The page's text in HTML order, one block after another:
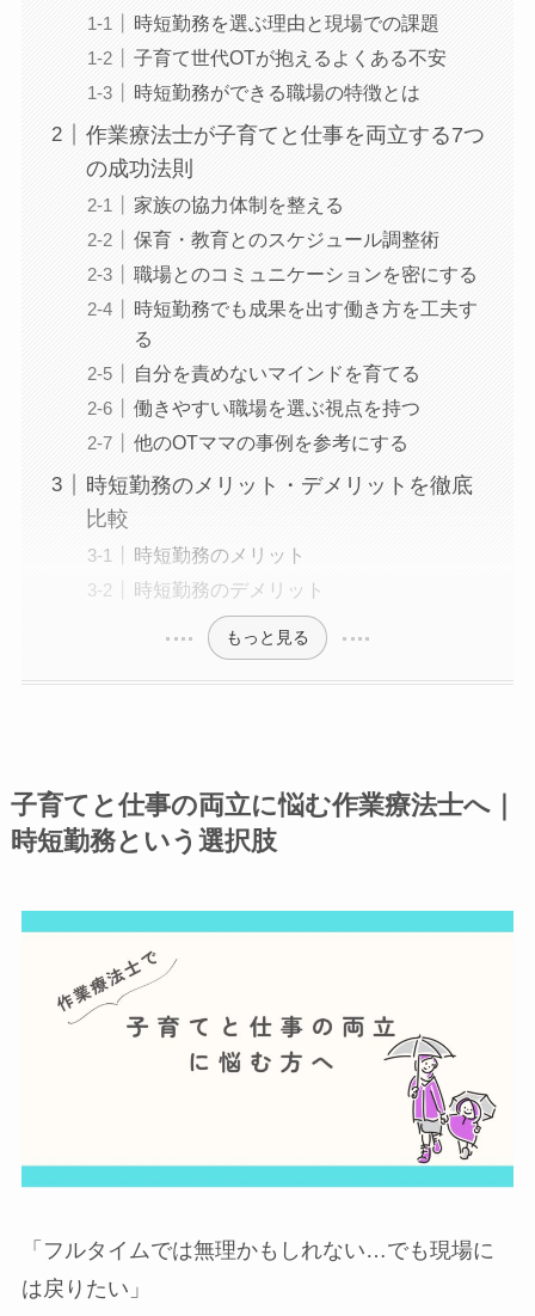
時短勤務を選ぶ理由と現場での課題
子育て世代OTが抱えるよくある不安
時短勤務ができる職場の特徴とは
作業療法士が子育てと仕事を両立する7つ
の成功法則
家族の協力体制を整える
保育・教育とのスケジュール調整術
職場とのコミュニケーションを密にする
時短勤務でも成果を出す働き方を工夫す
る
自分を責めないマインドを育てる
働きやすい職場を選ぶ視点を持つ
他のOTママの事例を参考にする
時短勤務のメリット・デメリットを徹底
比較
時短勤務のメリット
時短勤務のデメリット
もっと見る
子育てと仕事の両立に悩む作業療法士へ｜
時短勤務という選択肢
「フルタイムでは無理かもしれない…でも現場に
は戻りたい」